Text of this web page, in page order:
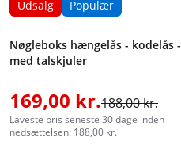
Udsalg Populær
Nøgleboks hængelås - kodelås -
med talskjuler
169,00 kr.188,00 kr.
Laveste pris seneste 30 dage inden
nedsættelsen: 188,00 kr.